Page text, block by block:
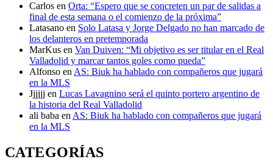
Carlos en Orta: “Espero que se concreten un par de salidas a
final de esta semana o el comienzo de la próxima”
Latasano en Solo Latasa y Jorge Delgado no han marcado de
los delanteros en pretemporada
MarKus en Van Duiven: “Mi objetivo es ser titular en el Real
Valladolid y marcar tantos goles como pueda”
Alfonso en AS: Biuk ha hablado con compañeros que jugará
en la MLS
Jjjjjj en Lucas Lavagnino será el quinto portero argentino de
la historia del Real Valladolid
ali baba en AS: Biuk ha hablado con compañeros que jugará
en la MLS
CATEGORÍAS